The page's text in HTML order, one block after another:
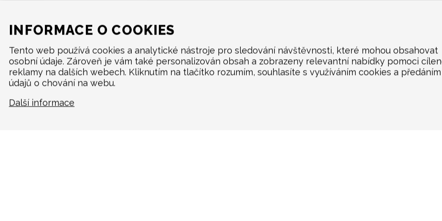
MENU
O značce
KONTAKT
INFORMACE O COOKIES
Tento web používá cookies a analytické nástroje pro sledování návštěvnosti, které mohou obsahovat
osobní údaje. Zároveň je vám také personalizován obsah a zobrazeny relevantní nabídky pomoci
reklamy na dalších webech. Kliknutím na tlačítko rozumím, souhlasíte s využíváním cookies a předáním
údajů o chování na webu.
Další informace